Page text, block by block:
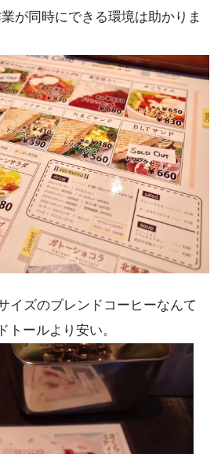
が同時にできる環境は助かりま
イズのブレンドコーヒーなんて
トールより安い。